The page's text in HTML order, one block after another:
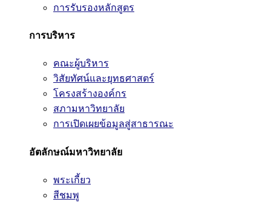
การรับรองหลักสูตร
การบริหาร
คณะผู้บริหาร
วิสัยทัศน์และยุทธศาสตร์
โครงสร้างองค์กร
สภามหาวิทยาลัย
การเปิดเผยข้อมูลสู่สาธารณะ
อัตลักษณ์มหาวิทยาลัย
พระเกี้ยว
สีชมพู